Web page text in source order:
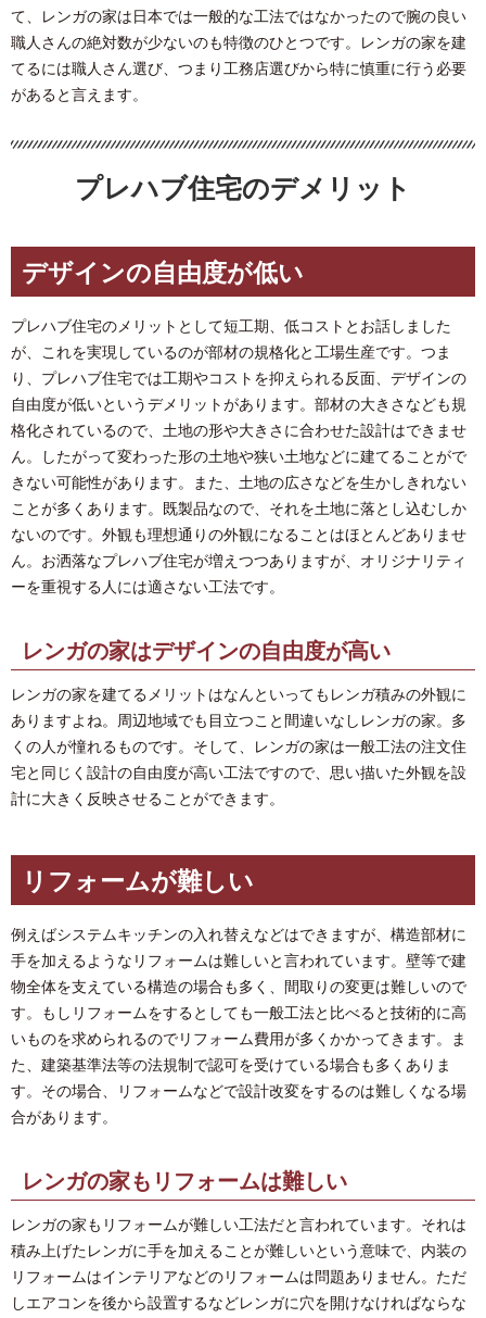
て、レンガの家は日本では一般的な工法ではなかったので腕の良い
職人さんの絶対数が少ないのも特徴のひとつです。レンガの家を建
てるには職人さん選び、つまり工務店選びから特に慎重に行う必要
があると言えます。
プレハブ住宅のデメリット
デザインの自由度が低い
プレハブ住宅のメリットとして短工期、低コストとお話しました
が、これを実現しているのが部材の規格化と工場生産です。つま
り、プレハブ住宅では工期やコストを抑えられる反面、デザインの
自由度が低いというデメリットがあります。部材の大きさなども規
格化されているので、土地の形や大きさに合わせた設計はできませ
ん。したがって変わった形の土地や狭い土地などに建てることがで
きない可能性があります。また、土地の広さなどを生かしきれない
ことが多くあります。既製品なので、それを土地に落とし込むしか
ないのです。外観も理想通りの外観になることはほとんどありませ
ん。お洒落なプレハブ住宅が増えつつありますが、オリジナリティ
ーを重視する人には適さない工法です。
レンガの家はデザインの自由度が高い
レンガの家を建てるメリットはなんといってもレンガ積みの外観に
ありますよね。周辺地域でも目立つこと間違いなしレンガの家。多
くの人が憧れるものです。そして、レンガの家は一般工法の注文住
宅と同じく設計の自由度が高い工法ですので、思い描いた外観を設
計に大きく反映させることができます。
リフォームが難しい
例えばシステムキッチンの入れ替えなどはできますが、構造部材に
手を加えるようなリフォームは難しいと言われています。壁等で建
物全体を支えている構造の場合も多く、間取りの変更は難しいので
す。もしリフォームをするとしても一般工法と比べると技術的に高
いものを求められるのでリフォーム費用が多くかかってきます。ま
た、建築基準法等の法規制で認可を受けている場合も多くありま
す。その場合、リフォームなどで設計改変をするのは難しくなる場
合があります。
レンガの家もリフォームは難しい
レンガの家もリフォームが難しい工法だと言われています。それは
積み上げたレンガに手を加えることが難しいという意味で、内装の
リフォームはインテリアなどのリフォームは問題ありません。ただ
しエアコンを後から設置するなどレンガに穴を開けなければならな